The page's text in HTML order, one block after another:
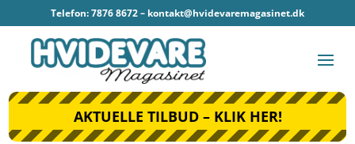
Telefon: 7876 8672 – kontakt@hvidevaremagasinet.dk
AKTUELLE TILBUD – KLIK HER!